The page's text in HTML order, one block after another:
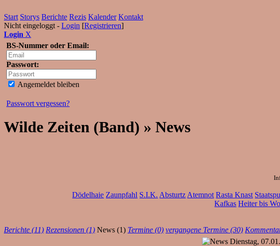
Start Storys Berichte Rezis Kalender Kontakt
Nicht eingeloggt - Login [Registrieren]
Login X
BS-Nummer oder Email:
Passwort:
Angemeldet bleiben
Passwort vergessen?
Wilde Zeiten (Band) » News
Dödelhaie Zaunpfahl S.I.K. Absturtz Atemnot Rasta Knast
Kafkas Heiter bis
Berichte (11) Rezensionen (1) News (1) Termine (0) vergangene Termine (30)
Dienstag,